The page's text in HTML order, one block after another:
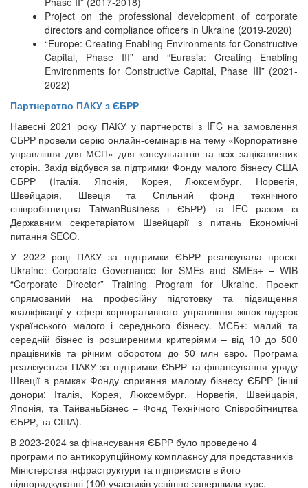
Project on the professional development of corporate
directors and compliance officers in Ukraine (2019-2020)
“Europe: Creating Enabling Environments for Constructive
Capital, Phase III” and “Eurasia: Creating Enabling
Environments for Constructive Capital, Phase III” (2021-
2022)
Партнерство ПАКУ з ЄБРР
Навесні 2021 року ПАКУ у партнерстві з IFC на замовлення
ЄБРР провели серію онлайн-семінарів на тему «Корпоративне
управління для МСП» для консультантів та всіх зацікавлених
сторін. Захід відбувся за підтримки Фонду малого бізнесу США
ЄБРР (Італія, Японія, Корея, Люксембург, Норвегія,
Швейцарія, Швеція та Спільний фонд технічного
співробітництва TaiwanBusiness і ЄБРР) та IFC разом із
Державним секретаріатом Швейцарії з питань Економічні
питання SECO.
У 2022 році ПАКУ за підтримки ЄБРР реалізувала проєкт
Ukraine: Corporate Governance for SMEs and SMEs+ – WIB
“Corporate Director” Training Program for Ukraine. Проект
спрямований на професійну підготовку та підвищення
кваліфікації у сфері корпоративного управління жінок-лідерок
українського малого і середнього бізнесу. МСБ+: малий та
середній бізнес із розширеними критеріями – від 10 до 500
працівників та річним оборотом до 50 млн євро. Програма
реалізується ПАКУ за підтримки ЄБРР та фінансування уряду
Швеції в рамках Фонду сприяння малому бізнесу ЄБРР (інші
донори: Італія, Корея, Люксембург, Норвегія, Швейцарія,
Японія, та ТайваньБізнес – Фонд Технічного Співробітництва
ЄБРР, та США).
В 2023-2024 за фінансування ЄБРР було проведено 4
програми по антикорупційному комплаєнсу для представників
Міністерства інфраструктури та підприємств в його
підпорядкуванні (100 учасників успішно завершили курс,